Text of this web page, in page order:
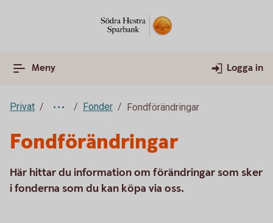
Meny Logga in
Privat Fonder Fondförändringar
Fondförändringar
Här hittar du information om förändringar som sker
i fonderna som du kan köpa via oss.